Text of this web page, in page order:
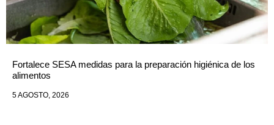
Fortalece SESA medidas para la preparación higiénica de los
alimentos
5 AGOSTO, 2026